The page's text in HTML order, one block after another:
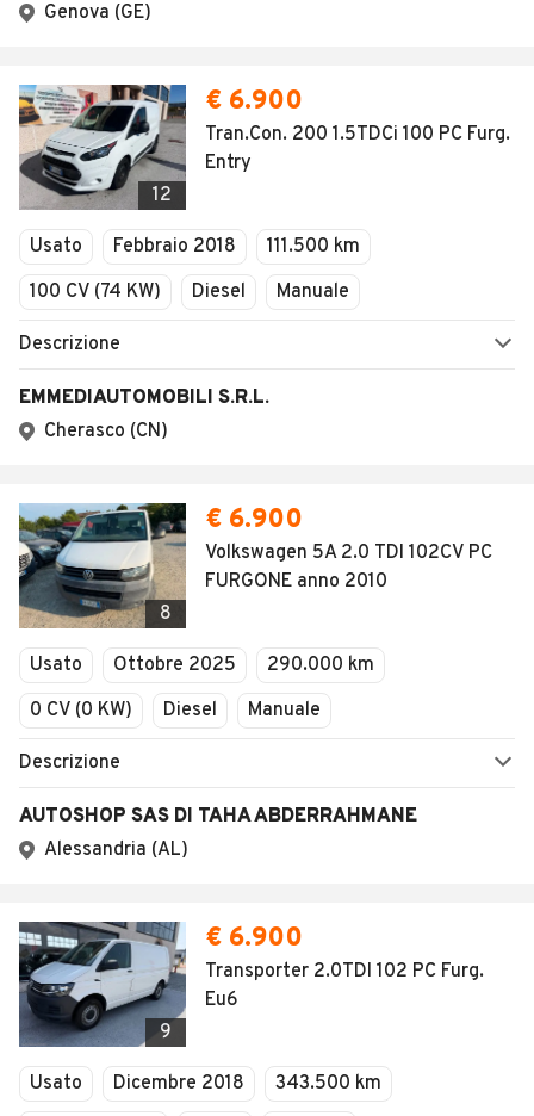
Genova (GE)
12
€ 6.900
Tran.Con. 200 1.5TDCi 100 PC Furg.
Entry
Usato Febbraio 2018
111.500 km
100 CV (74 KW)
Diesel Manuale
Descrizione
EMMEDIAUTOMOBILI S.R.L.
Cherasco (CN)
8
€ 6.900
Volkswagen 5A 2.0 TDI 102CV PC
FURGONE anno 2010
Usato Ottobre 2025
290.000 km
0 CV (0 KW)
Diesel Manuale
Descrizione
AUTOSHOP SAS DI TAHA ABDERRAHMANE
Alessandria (AL)
9
€ 6.900
Transporter 2.0TDI 102 PC Furg.
Eu6
Usato Dicembre 2018
343.500 km